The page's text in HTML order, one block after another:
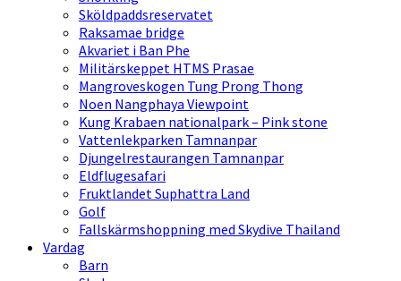
Sköldpaddsreservatet
Raksamae bridge
Akvariet i Ban Phe
Militärskeppet HTMS Prasae
Mangroveskogen Tung Prong Thong
Noen Nangphaya Viewpoint
Kung Krabaen nationalpark – Pink stone
Vattenlekparken Tamnanpar
Djungelrestaurangen Tamnanpar
Eldflugesafari
Fruktlandet Suphattra Land
Golf
Fallskärmshoppning med Skydive Thailand
Vardag
Barn